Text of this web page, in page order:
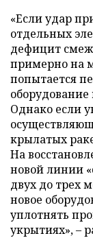
«Если удар
отдельных
дефицит
примерно на
попытается
Однако если
крылатых
На
новой линии
двух до трех
новое
уплотнять
укрытиях», –